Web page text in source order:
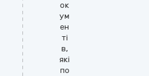
ок
ум
ен
ті
в,
які
по